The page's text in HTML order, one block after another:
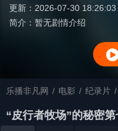
更新： 2026-07-30 18:26:03
简介： 暂无剧情介绍
乐播非凡网 / 电影 / 纪录片 /
“皮行者牧场”的秘密